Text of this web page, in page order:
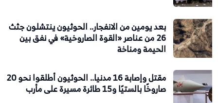
بعد يومين من الانفجار.. الحوثيون ينتشلون جثث
26 من عناصر «القوة الصاروخية» في نفق بين
الحيمة ومناخة
مقتل وإصابة 16 مدنيا.. الحوثيون أطلقوا نحو 20
صاروخًا بالستيًا و15 طائرة مسيرة على مأرب